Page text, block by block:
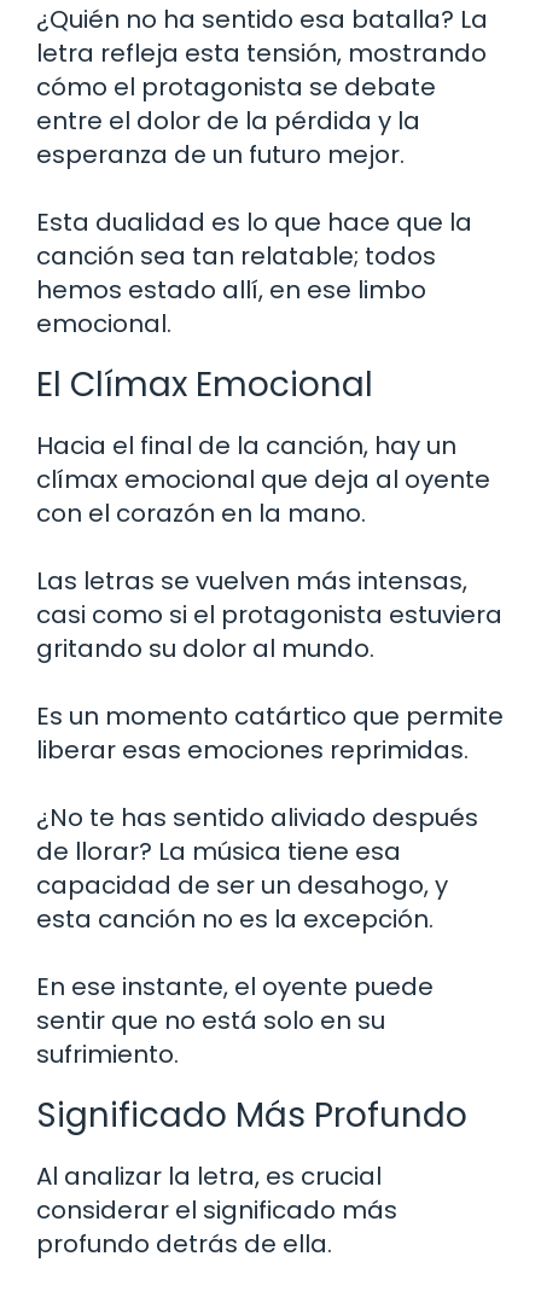
¿Quién no ha sentido esa batalla? La
letra refleja esta tensión, mostrando
cómo el protagonista se debate
entre el dolor de la pérdida y la
esperanza de un futuro mejor.
Esta dualidad es lo que hace que la
canción sea tan relatable; todos
hemos estado allí, en ese limbo
emocional.
El Clímax Emocional
Hacia el final de la canción, hay un
clímax emocional que deja al oyente
con el corazón en la mano.
Las letras se vuelven más intensas,
casi como si el protagonista estuviera
gritando su dolor al mundo.
Es un momento catártico que permite
liberar esas emociones reprimidas.
¿No te has sentido aliviado después
de llorar? La música tiene esa
capacidad de ser un desahogo, y
esta canción no es la excepción.
En ese instante, el oyente puede
sentir que no está solo en su
sufrimiento.
Significado Más Profundo
Al analizar la letra, es crucial
considerar el significado más
profundo detrás de ella.